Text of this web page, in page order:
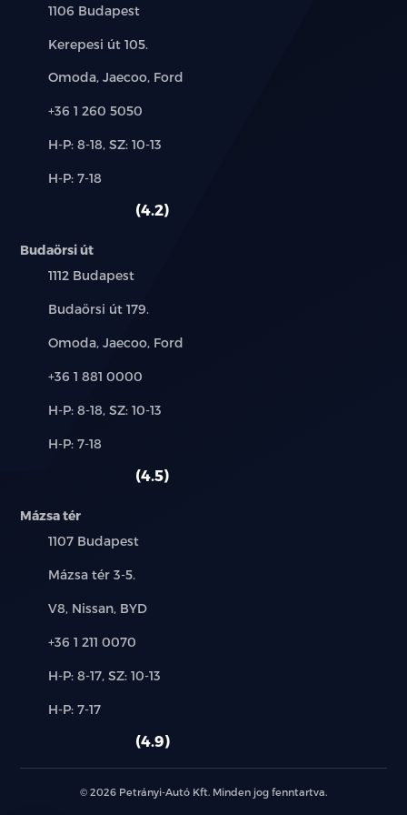
Település:
1106 Budapest
Cím:
Kerepesi út 105.
Márkák:
Omoda, Jaecoo, Ford
Telefon:
+36 1 260 5050
Új-
használt
H-P: 8-18, SZ: 10-13
Alkatrész,
H-P: 7-18
4.2
Budaörsi út
Település:
1112 Budapest
Cím:
Budaörsi út 179.
Márkák:
Omoda, Jaecoo, Ford
Telefon:
+36 1 881 0000
Új-
használt
H-P: 8-18, SZ: 10-13
Alkatrész,
H-P: 7-18
4.5
Mázsa tér
Település:
1107 Budapest
Cím:
Mázsa tér 3-5.
Márkák:
V8, Nissan, BYD
Telefon:
+36 1 211 0070
Új-
használt
H-P: 8-17, SZ: 10-13
Alkatrész,
H-P: 7-17
4.9
© 2026 Petrányi-Autó Kft. Minden jog fenntartva.